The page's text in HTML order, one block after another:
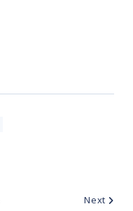
Next